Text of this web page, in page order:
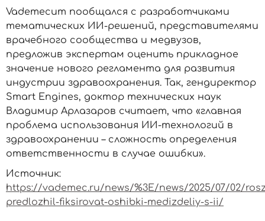
Vademecum пообщался с разработчиками
тематических ИИ-решений, представителями
врачебного сообщества и медвузов,
предложив экспертам оценить прикладное
значение нового регламента для развития
индустрии здравоохранения. Так, гендиректор
Smart Engines, доктор технических наук
Владимир Арлазаров считает, что «главная
проблема использования ИИ-технологий в
здравоохранении – сложность определения
ответственности в случае ошибки».
Источник:
https://vademec.ru/news/%3E/news/2025/07/02/
predlozhil-fiksirovat-oshibki-medizdeliy-s-ii/